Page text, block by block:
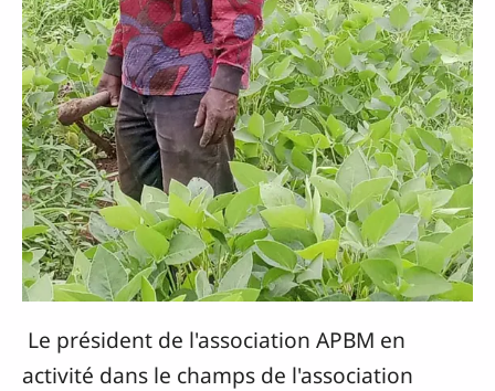
Le président de l'association APBM en
activité dans le champs de l'association